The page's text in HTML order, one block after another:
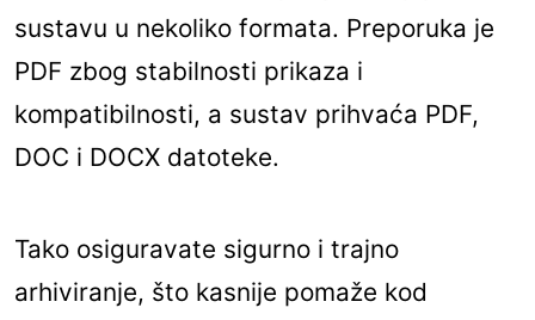
sustavu u nekoliko formata. Preporuka je
PDF zbog stabilnosti prikaza i
kompatibilnosti, a sustav prihvaća PDF,
DOC i DOCX datoteke.
Tako osiguravate sigurno i trajno
arhiviranje, što kasnije pomaže kod